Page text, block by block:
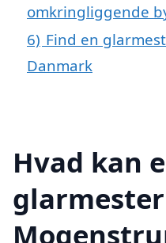
omkringliggende
6) Find en
Danmark
Hvad kan